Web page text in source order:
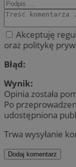
Akceptuję
oraz politykę
Błąd:
Wynik:
Opinia została
Po
udostępniona
Trwa wysyłanie
Dodaj komentarz